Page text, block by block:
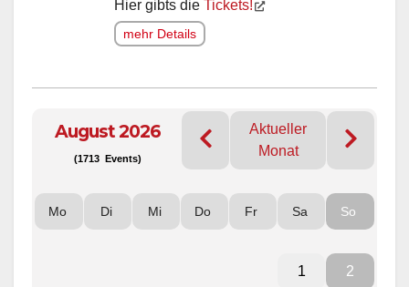
Hier gibts die Tickets!
mehr Details
August 2026
(1713 Events)
Aktueller
Monat
Mo Di Mi Do Fr Sa So
1 2